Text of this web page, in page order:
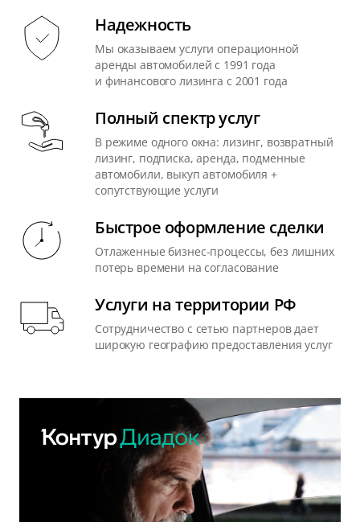
Надежность
Мы оказываем услуги операционной
аренды автомобилей с 1991 года
и финансового лизинга с 2001 года
Полный спектр услуг
В режиме одного окна: лизинг, возвратный
лизинг, подписка, аренда, подменные
автомобили, выкуп автомобиля +
сопутствующие услуги
Быстрое оформление сделки
Отлаженные бизнес-процессы, без лишних
потерь времени на согласование
Услуги на территории РФ
Сотрудничество с сетью партнеров дает
широкую географию предоставления услуг